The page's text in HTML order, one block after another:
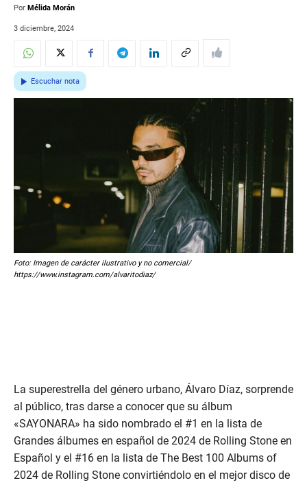
Por Mélida Morán
3 diciembre, 2024
Escuchar nota
Foto: Imagen de carácter ilustrativo y no comercial/
https://www.instagram.com/alvaritodiaz/
La superestrella del género urbano, Álvaro Díaz, sorprende
al público, tras darse a conocer que su álbum
«SAYONARA» ha sido nombrado el #1 en la lista de
Grandes álbumes en español de 2024 de Rolling Stone en
Español y el #16 en la lista de The Best 100 Albums of
2024 de Rolling Stone convirtiéndolo en el mejor disco de